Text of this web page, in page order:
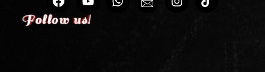
Follow us!
Follow us!
Follow us!
Follow us!
Follow us!
Follow us!
Follow us!
Follow us!